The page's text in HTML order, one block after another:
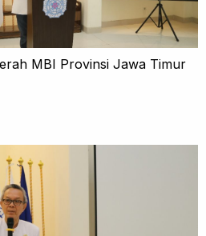
MBI Provinsi Jawa Timur